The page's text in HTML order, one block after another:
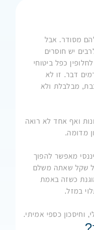
מסודר. אבל
יש חוסרים
כפל ביטוחי
דבר. זו לא
מבלבלת ולא
ואף אחד לא רואה
מדומה.
מאפשר להפוך
שקל שאתה משלם
כשזה באמת
במזל.
וחיסכון כספי אמיתי.